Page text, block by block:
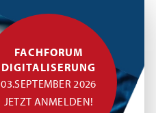
FACHFORUM
DIGITALISERUNG
03.SEPTEMBER 2026
JETZT ANMELDEN!